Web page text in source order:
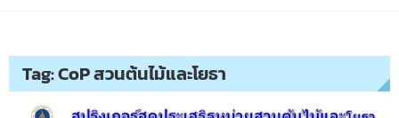
Tag:CoP สวนต้นไม้และโยธา